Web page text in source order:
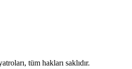
tüm hakları saklıdır.